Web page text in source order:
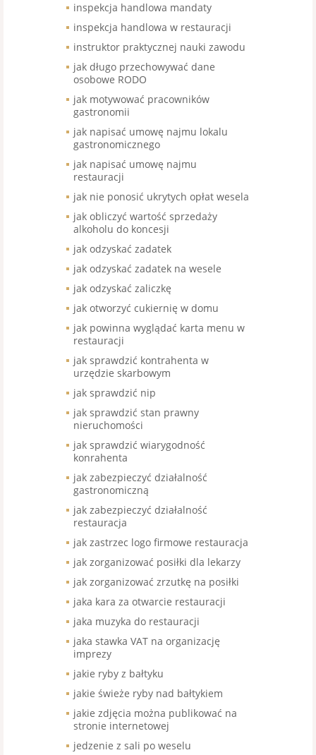
inspekcja handlowa mandaty
inspekcja handlowa w restauracji
instruktor praktycznej nauki zawodu
jak długo przechowywać dane
osobowe RODO
jak motywować pracowników
gastronomii
jak napisać umowę najmu lokalu
gastronomicznego
jak napisać umowę najmu
restauracji
jak nie ponosić ukrytych opłat wesela
jak obliczyć wartość sprzedaży
alkoholu do koncesji
jak odzyskać zadatek
jak odzyskać zadatek na wesele
jak odzyskać zaliczkę
jak otworzyć cukiernię w domu
jak powinna wyglądać karta menu w
restauracji
jak sprawdzić kontrahenta w
urzędzie skarbowym
jak sprawdzić nip
jak sprawdzić stan prawny
nieruchomości
jak sprawdzić wiarygodność
konrahenta
jak zabezpieczyć działalność
gastronomiczną
jak zabezpieczyć działalność
restauracja
jak zastrzec logo firmowe restauracja
jak zorganizować posiłki dla lekarzy
jak zorganizować zrzutkę na posiłki
jaka kara za otwarcie restauracji
jaka muzyka do restauracji
jaka stawka VAT na organizację
imprezy
jakie ryby z bałtyku
jakie świeże ryby nad bałtykiem
jakie zdjęcia można publikować na
stronie internetowej
jedzenie z sali po weselu